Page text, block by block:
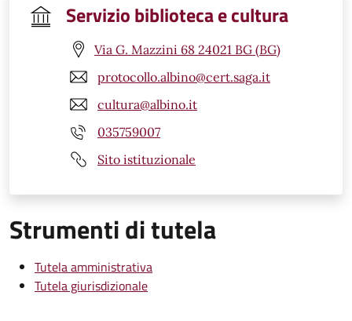
Servizio biblioteca e cultura
Via G. Mazzini 68 24021 BG (BG)
protocollo.albino@cert.saga.it
cultura@albino.it
035759007
Sito istituzionale
Strumenti di tutela
Tutela amministrativa
Tutela giurisdizionale